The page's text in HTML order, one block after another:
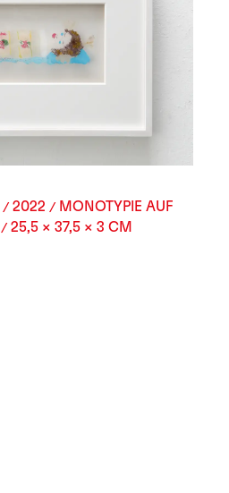
/2022 /MONOTYPIE AUF
/ 25,5 × 37,5 × 3 CM